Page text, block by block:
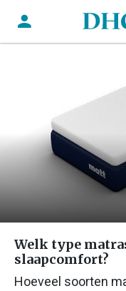
Welk type
slaapcomfort?
Hoeveel soorten